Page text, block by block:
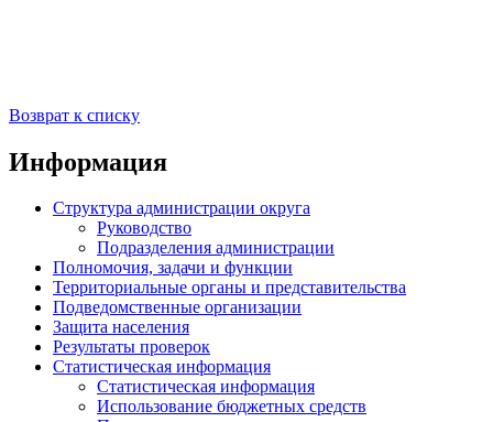
Возврат к списку
Информация
Структура администрации округа
Руководство
Подразделения администрации
Полномочия, задачи и функции
Территориальные органы и представительства
Подведомственные организации
Защита населения
Результаты проверок
Статистическая информация
Статистическая информация
Использование бюджетных средств